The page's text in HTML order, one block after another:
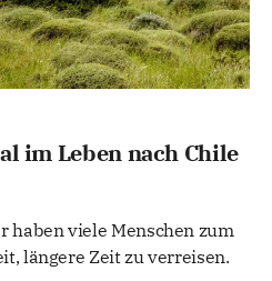
im Leben nach Chile
viele Menschen zum
längere Zeit zu verreisen.